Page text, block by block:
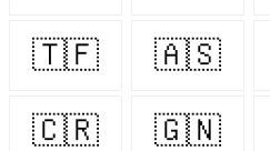
🇹🇫 🇦🇸
🇨🇷 🇬🇳